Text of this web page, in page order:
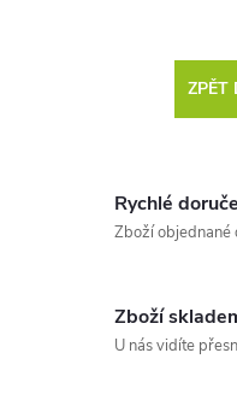
ZPĚT
Rychlé
Zboží objednané
Zboží
U nás vidíte